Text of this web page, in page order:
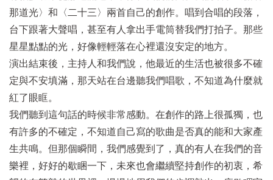
那道光〉和〈二十三〉兩首自己的創作。唱到合唱的段落，
台下跟著大聲唱，甚至有人拿出手電筒替我們打拍子。那些
星星點點的光，好像輕輕落在心裡還沒安定的地方。
演出結束後，主持人和我們說，他最近的生活也被很多不確
定與不安填滿，那天站在台邊聽我們唱歌，不知道為什麼就
紅了眼眶。
我們聽到這句話的時候非常感動。在創作的路上很孤獨，也
有許多的不確定，不知道自己寫的歌曲是否真的能和大家產
生共鳴。但那個瞬間，我們感覺到了，真的有人在我們的音
樂裡，好好的歇睏一下，未來也會繼續堅持創作的初衷，希